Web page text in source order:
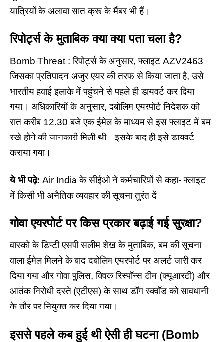
यात्रियों के अलावा सात क्रू के मैंबर भी हैं।
रिपोर्ट्स के मुताबिक क्या क्या पता चला है?
Bomb Threat : रिपोर्ट्स के अनुसार,फ्लाइट AZV2463
जिसका प्रतिपादन अजुर एयर की तरफ से किया जाता है, उसे
भारतीय हवाई इलाके में पहुंचने से पहले ही डायवर्ट कर दिया
गया। अधिकारियों के अनुसार, दबोलिम एयरपोर्ट निदेशक को
रात करीब 12.30 बजे एक ईमेल के माध्यम से इस फ्लाइट में बम
रखे होने की जानकारी मिली थी। इसके बाद ही इसे डायवर्ट
कराया गया।
ये भी पढ़े: Air India के सीईओ ने कर्मचारियों से कहा- फ्लाइट
में किसी भी अनैतिक व्यवहार की सूचना तुरंत दें
गोवा एयरपोर्ट पर किस प्रकार बढ़ाई गई सुरक्षा?
वास्को के डिप्टी एसपी सलीम शेख के मुताबिक, बम की सूचना
वाला ईमेल मिलने के बाद दबोलिम एयरपोर्ट पर अलर्ट जारी कर
दिया गया और गोवा पुलिस, क्विक रिस्पॉन्स टीम (क्यूआरटी) और
आतंक निरोधी दस्ते (एटीएस) के साथ डॉग स्क्वॉड को सावधानी
के तौर पर नियुक्त कर दिया गया।
इससे पहले कब हुई थी ऐसी ही घटना(Bomb